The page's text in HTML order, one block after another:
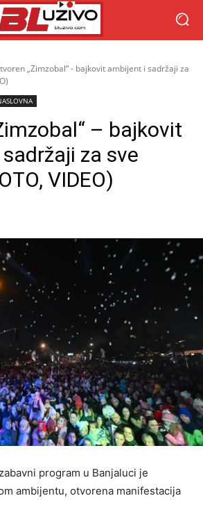
„Zimzobal“ - bajkovit ambijent i sadržaji za
– bajkovit
za sve
VIDEO)
program u Banjaluci je
ambijentu, otvorena manifestacija